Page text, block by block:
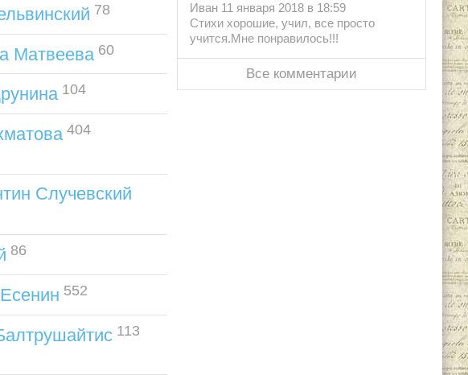
78
Матвеева 60
104
404
Случевский
86
552
113
Иван 11 января 2018 в 18:59
Стихи хорошие, учил, все просто
учится.Мне понравилось!!!
Все комментарии